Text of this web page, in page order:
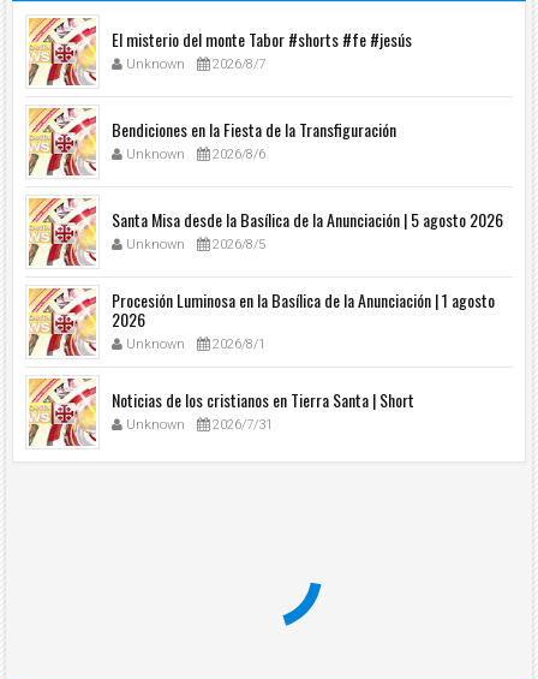
El misterio del monte Tabor #shorts #fe #jesús
Unknown 2026/8/7
Bendiciones en la Fiesta de la Transfiguración
Unknown 2026/8/6
Santa Misa desde la Basílica de la Anunciación | 5 agosto 2026
Unknown 2026/8/5
Procesión Luminosa en la Basílica de la Anunciación | 1 agosto
2026
Unknown 2026/8/1
Noticias de los cristianos en Tierra Santa | Short
Unknown 2026/7/31